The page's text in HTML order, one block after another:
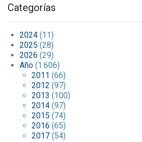
Categorías
2024 (11)
2025 (28)
2026 (29)
Año (1.606)
2011 (66)
2012 (97)
2013 (100)
2014 (97)
2015 (74)
2016 (65)
2017 (54)